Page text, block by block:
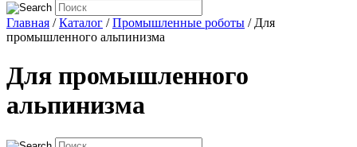
Главная /Каталог /Промышленные роботы / Для
промышленного альпинизма
Для промышленного
альпинизма